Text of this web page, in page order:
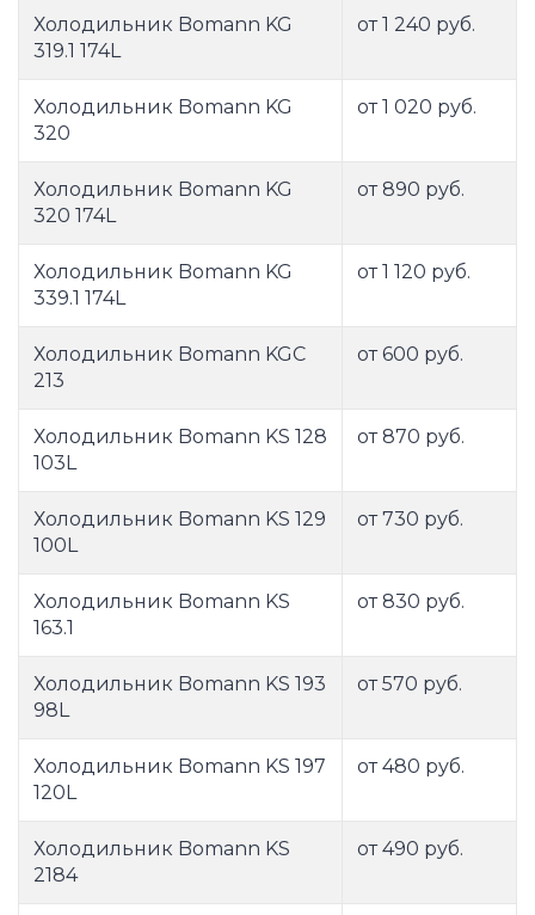
Холодильник Bomann KG
319.1 174L
от 1 240 руб.
Холодильник Bomann KG
320
от 1 020 руб.
Холодильник Bomann KG
320 174L
от 890 руб.
Холодильник Bomann KG
339.1 174L
от 1 120 руб.
Холодильник Bomann KGC
213
от 600 руб.
Холодильник Bomann KS 128
103L
от 870 руб.
Холодильник Bomann KS 129
100L
от 730 руб.
Холодильник Bomann KS
163.1
от 830 руб.
Холодильник Bomann KS 193
98L
от 570 руб.
Холодильник Bomann KS 197
120L
от 480 руб.
Холодильник Bomann KS
2184
от 490 руб.